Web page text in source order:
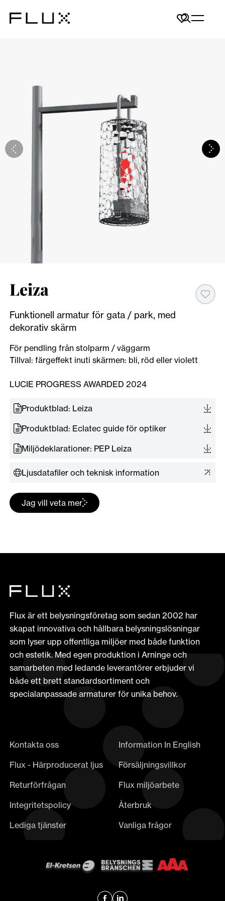
Leiza
Funktionell armatur för gata / park, med
dekorativ skärm
För pendling från stolparm / väggarm
Tillval: färgeffekt inuti skärmen: bli, röd eller violett
LUCIE PROGRESS AWARDED 2024
Produktblad: Leiza
Produktblad: Eclatec guide för optiker
Miljödeklarationer: PEP Leiza
Ljusdatafiler och teknisk information
Jag vill veta mer
Flux är ett belysningsföretag som sedan 2002 har
skapat innovativa och hållbara belysningslösningar
som lyser upp offentliga miljöer med både funktion
och estetik. Med egen produktion i Arninge och
samarbeten med ledande leverantörer erbjuder vi
både ett brett standardsortiment och
specialanpassade armaturer för unika behov.
Kontakta oss
Information In English
Flux - Härproducerat ljus
Försäljningsvillkor
Returförfrågan
Flux miljöarbete
Integritetspolicy
Återbruk
Lediga tjänster
Vanliga frågor